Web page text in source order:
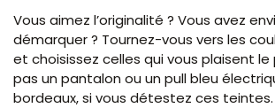
Vous aimez l’originalité ? Vous avez
démarquer ? Tournez-vous vers les
et choisissez celles qui vous plaisent le
pas un pantalon ou un pull bleu
bordeaux, si vous détestez ces